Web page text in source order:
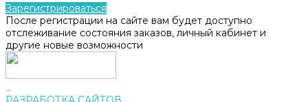
Зарегистрироваться
После регистрации на сайте вам будет доступно
отслеживание состояния заказов, личный кабинет и
другие новые возможности
...